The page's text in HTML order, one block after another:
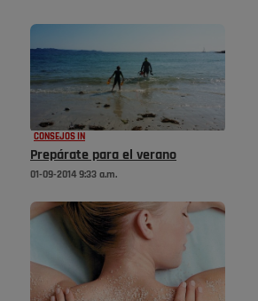
CONSEJOS IN
Prepárate para el verano
01-09-2014 9:33 a.m.